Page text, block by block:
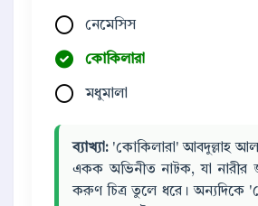
নেমেসিস
কোকিলারা
মধুমালা
ব্যাখ্যা: 'কোকিলারা' আবদুল্লাহ আল
একক অভিনীত নাটক, যা নারীর
করুণ চিত্র তুলে ধরে। অন্যদিকে